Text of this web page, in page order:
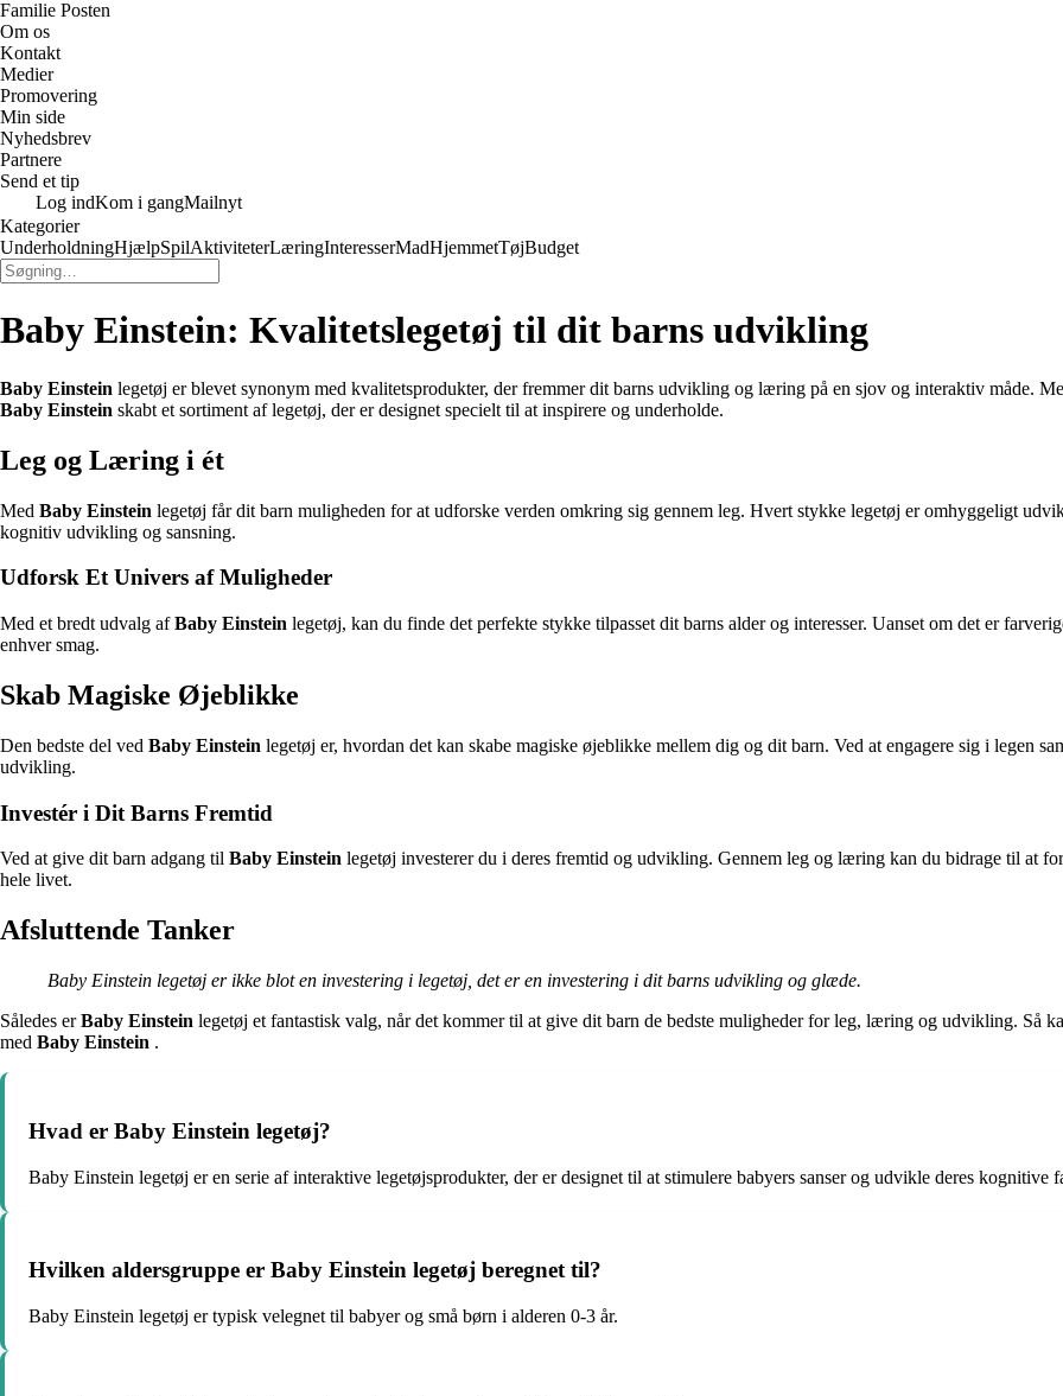
Familie Posten
Om os
Kontakt
Medier
Promovering
Min side
Nyhedsbrev
Partnere
Send et tip
Log indKom i gangMailnyt
Kategorier
UnderholdningHjælpSpilAktiviteterLæringInteresserMadHjemmetTøjBudget
Baby Einstein: Kvalitetslegetøj til dit barns udvikling
Baby Einstein legetøj er blevet synonym med kvalitetsprodukter, der fremmer dit barns udvikling og læring på en sjov og interaktiv måde.
Baby Einstein skabt et sortiment af legetøj, der er designet specielt til at inspirere og underholde.
Leg og Læring i ét
Med Baby Einstein legetøj får dit barn muligheden for at udforske verden omkring sig gennem leg. Hvert stykke legetøj er omhyggeligt
kognitiv udvikling og sansning.
Udforsk Et Univers af Muligheder
Med et bredt udvalg afBaby Einstein legetøj, kan du finde det perfekte stykke tilpasset dit barns alder og interesser. Uanset om det er
enhver smag.
Skab Magiske Øjeblikke
Den bedste del ved Baby Einstein legetøj er, hvordan det kan skabe magiske øjeblikke mellem dig og dit barn. Ved at engagere sig i legen
udvikling.
Investér i Dit Barns Fremtid
Ved at give dit barn adgang til Baby Einstein legetøj investerer du i deres fremtid og udvikling. Gennem leg og læring kan du bidrage til at
hele livet.
Afsluttende Tanker
Baby Einstein legetøj er ikke blot en investering i legetøj, det er en investering i dit barns udvikling og glæde.
Således erBaby Einstein legetøj et fantastisk valg, når det kommer til at give dit barn de bedste muligheder for leg, læring og udvikling. Så
med Baby Einstein .
Hvad er Baby Einstein legetøj?
Baby Einstein legetøj er en serie af interaktive legetøjsprodukter, der er designet til at stimulere babyers sanser og udvikle deres kognitive
Hvilken aldersgruppe er Baby Einstein legetøj beregnet til?
Baby Einstein legetøj er typisk velegnet til babyer og små børn i alderen 0-3 år.